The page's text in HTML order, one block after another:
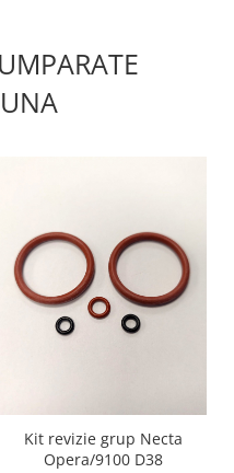
Kit revizie grup Necta
Opera/9100 D38